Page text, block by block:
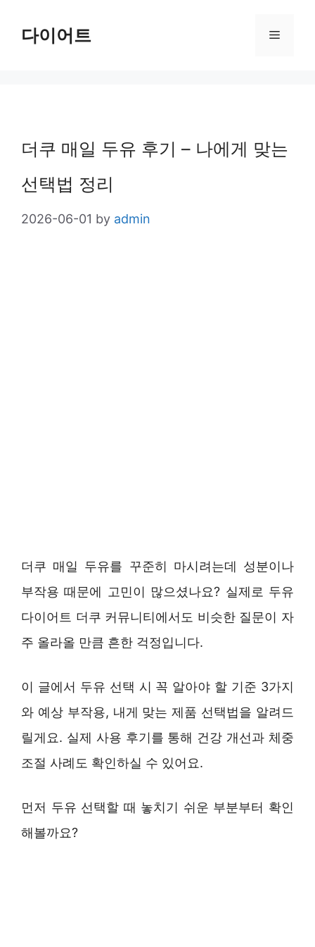
다이어트 Menu
더쿠 매일 두유 후기 – 나에게 맞는
선택법 정리
2026-06-01 by admin
더쿠 매일 두유를 꾸준히 마시려는데 성분이나
부작용 때문에 고민이 많으셨나요? 실제로 두유
다이어트 더쿠 커뮤니티에서도 비슷한 질문이 자
주 올라올 만큼 흔한 걱정입니다.
이 글에서 두유 선택 시 꼭 알아야 할 기준 3가지
와 예상 부작용, 내게 맞는 제품 선택법을 알려드
릴게요. 실제 사용 후기를 통해 건강 개선과 체중
조절 사례도 확인하실 수 있어요.
먼저 두유 선택할 때 놓치기 쉬운 부분부터 확인
해볼까요?